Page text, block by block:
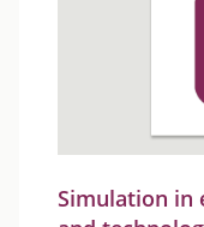
Simulation in